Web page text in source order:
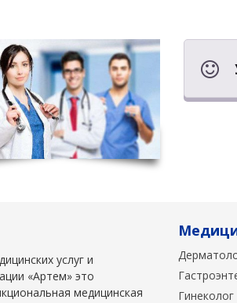
услуг и
«Артем» это
медицинская
Гинеколог